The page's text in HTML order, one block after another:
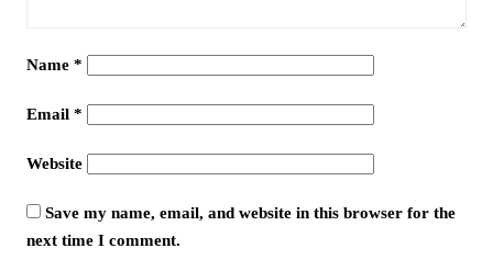
Name *
Email *
Website
Save my name, email, and website in this browser for the
next time I comment.